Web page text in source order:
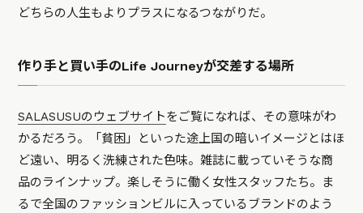
どちらの人生もよりプラスになるつながりだ。
作り手と買い手のLife Journeyが交差する場所
SALASUSUのウェブサイトをご覧になれば、その意味がわ
かるだろう。「貧困」といった途上国の暗いイメージとはほ
ど遠い、明るく洗練された色味。雑誌に載っていそうな商
品のラインナップ。楽しそうに働く女性スタッフたち。ま
るで全国のファッションビルに入っているブランドのよう